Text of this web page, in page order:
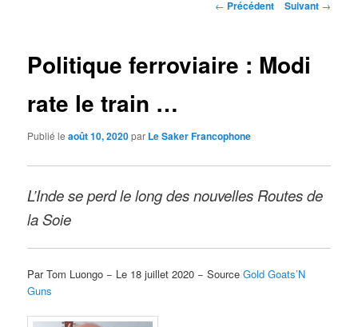
Navigation
← Précédent Suivant →
Politique ferroviaire : Modi
rate le train …
Publié leaoût 10, 2020par Le Saker Francophone
L’Inde se perd le long des nouvelles Routes de
la Soie
Par Tom Luongo − Le 18 juillet 2020 − SourceGold Goats’N
Guns